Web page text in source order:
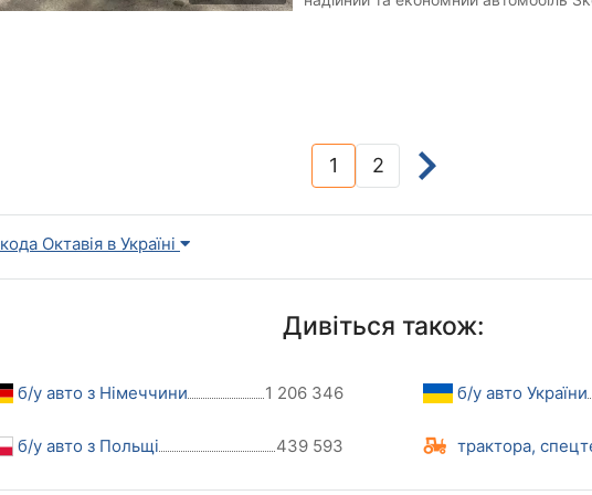
1(current)
2
Октавія в Україні
Дивіться також:
б/у авто з Німеччини 1 206 346
б/у авто з Польщі 439 593
б/у авто України
трактора,